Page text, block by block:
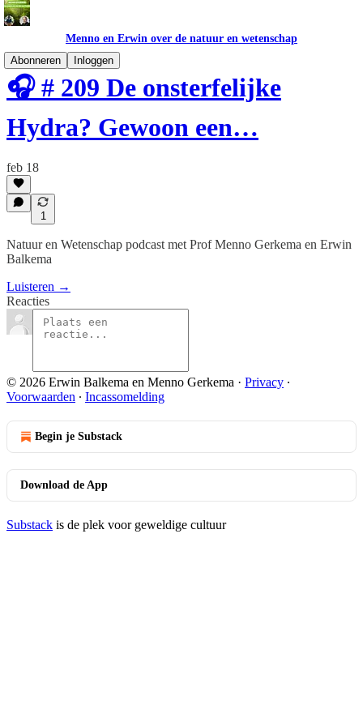
Menno en Erwin over de natuur en wetenschap
Abonneren
Inloggen
🎧 # 209 De onsterfelijke
Hydra? Gewoon een…
feb 18
1
Natuur en Wetenschap podcast met Prof Menno Gerkema en Erwin
Balkema
Luisteren →
Reacties
© 2026 Erwin Balkema en Menno Gerkema · Privacy ∙
Voorwaarden ∙ Incassomelding
Begin je Substack
Download de App
Substack is de plek voor geweldige cultuur